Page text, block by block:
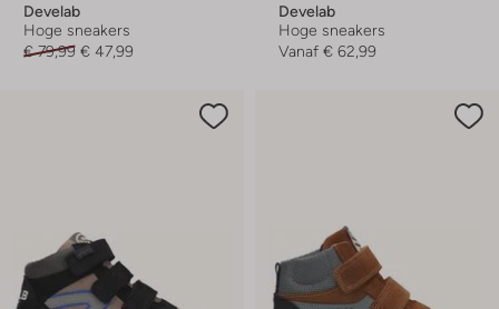
Develab
Hoge sneakers
€ 79,99 € 47,99
Develab
Hoge sneakers
Vanaf € 62,99